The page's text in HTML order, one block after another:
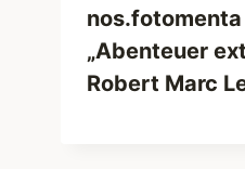
„Abenteuer
Robert Marc